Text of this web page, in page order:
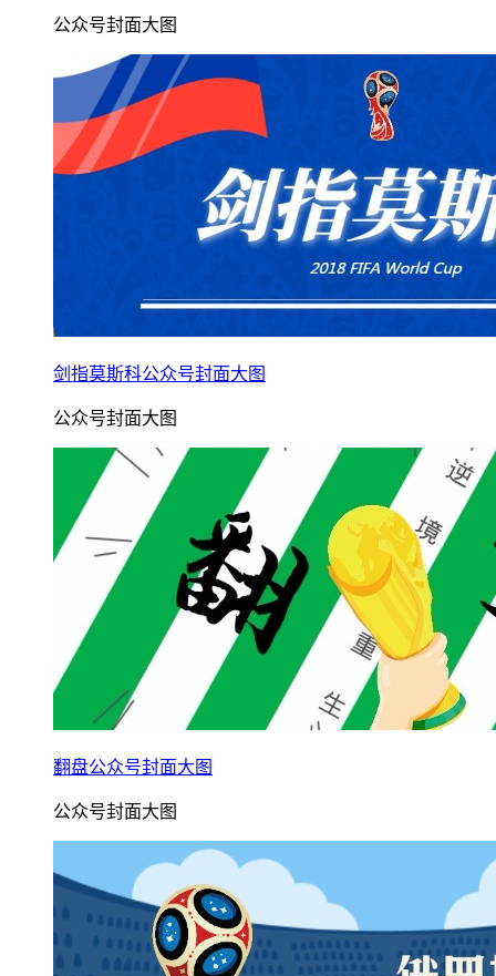
公众号封面大图
剑指莫斯科公众号封面大图
公众号封面大图
翻盘公众号封面大图
公众号封面大图